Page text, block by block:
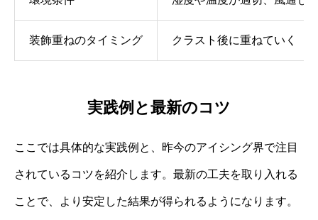
装飾重ねのタイミング クラスト後に重ねていく
実践例と最新のコツ
ここでは具体的な実践例と、昨今のアイシング界で注目
されているコツを紹介します。最新の工夫を取り入れる
ことで、より安定した結果が得られるようになります。